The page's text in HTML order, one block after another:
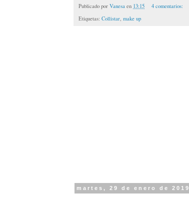
Publicado por Vanesa en 13:15
4 comentarios:
Etiquetas: Collistar, make up
martes, 29 de enero de 2019